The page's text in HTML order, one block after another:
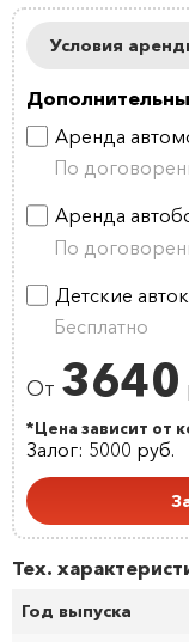
Условия
Аренда
По
Аренда
По
Детские
Бесплатно
От 3640
*Цена зависит от
Залог: 5000 руб.
Тех.
Год выпуска